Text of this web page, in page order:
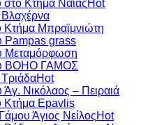
στο Κτήμα Ναϊάς
Βλαχέρνα
Κτήμα Μπραϊμνιώτη
Pampas grass
Μεταμόρφωση
BOHO ΓΑΜΟΣ
Άγ. Νικόλαος – Πειραιά
Κτήμα Epavlis
Άγιος Νείλος